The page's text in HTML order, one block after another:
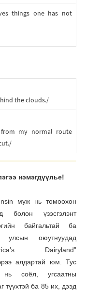
things one has not
the clouds./
my normal route
нэмэгдүүлье!
муж нь томоохон
болон үзэсгэлэнт
байгальтай ба
улсын оюутнуудад
Dairyland”
алдартай юм. Тус
соёл, угсаатны
түүхтэй ба 85 их, дээд